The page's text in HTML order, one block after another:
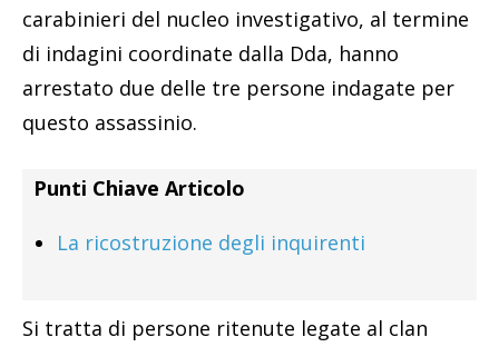
carabinieri del nucleo investigativo, al termine
di indagini coordinate dalla Dda, hanno
arrestato due delle tre persone indagate per
questo assassinio.
Punti Chiave Articolo
La ricostruzione degli inquirenti
Si tratta di persone ritenute legate al clan